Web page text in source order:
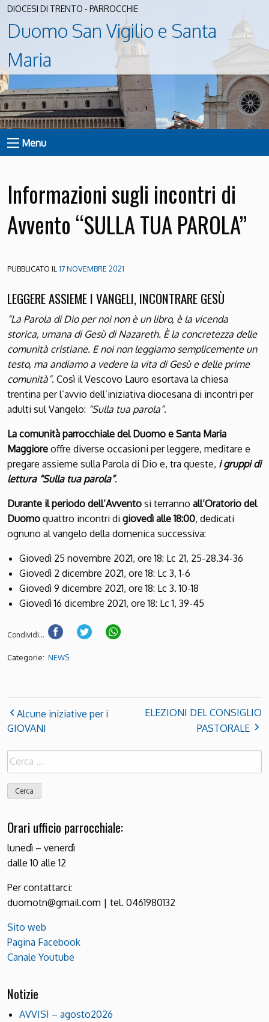
DIOCESI DI TRENTO - PARROCCHIE
Duomo San Vigilio e Santa
Maria
Menu
Informazioni sugli incontri di
Avvento “SULLA TUA PAROLA”
PUBBLICATO IL17 NOVEMBRE 2021
LEGGERE ASSIEME I VANGELI, INCONTRARE GESÙ
“La Parola di Dio per noi non è un libro, è la vicenda
storica, umana di Gesù di Nazareth. È la concretezza delle
comunità cristiane. E noi non leggiamo semplicemente un
testo, ma andiamo a vedere la vita di Gesù e delle prime
comunità”. Così il Vescovo Lauro esortava la chiesa
trentina per l’avvio dell’iniziativa diocesana di incontri per
adulti sul Vangelo: “Sulla tua parola”.
La comunità parrocchiale del Duomo e Santa Maria
Maggiore offre diverse occasioni per leggere, meditare e
pregare assieme sulla Parola di Dio e, tra queste, i gruppi di
lettura “Sulla tua parola”.
Durante il periodo dell’Avvento si terranno all’Oratorio del
Duomo quattro incontri di giovedì alle 18:00, dedicati
ognuno al vangelo della domenica successiva:
Giovedì 25 novembre 2021, ore 18: Lc 21, 25-28.34-36
Giovedì 2 dicembre 2021, ore 18: Lc 3, 1-6
Giovedì 9 dicembre 2021, ore 18: Lc 3. 10-18
Giovedì 16 dicembre 2021, ore 18: Lc 1, 39-45
Condividi...
Categorie: NEWS
Alcune iniziative per i
GIOVANI
ELEZIONI DEL CONSIGLIO
PASTORALE
Ricerca
per:
Orari ufficio parrocchiale:
lunedì – venerdì
dalle 10 alle 12
Per contattarci:
duomotn@gmail.com | tel. 0461980132
Sito web
Pagina Facebook
Canale Youtube
Notizie
AVVISI – agosto2026